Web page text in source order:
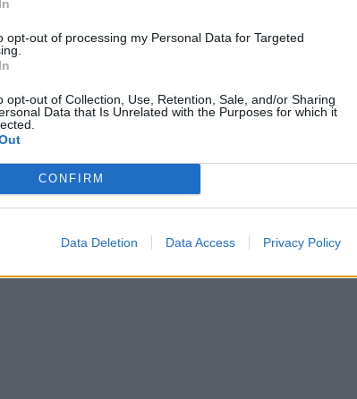
opt-out of processing my Personal Data for Targeted
opt-out of Collection, Use, Retention, Sale, and/or Sharing
Data that Is Unrelated with the Purposes for which it
CONFIRM
Data Deletion Data Access Privacy Policy
vezér szerint még nem vagyunk túl a
nehezén
múlik az utolsó blokkon.
a Robinson Tours utazási iroda a
közepén: így kaphatják vissza a pénzüket
iroda, angolul kell írni nekik.